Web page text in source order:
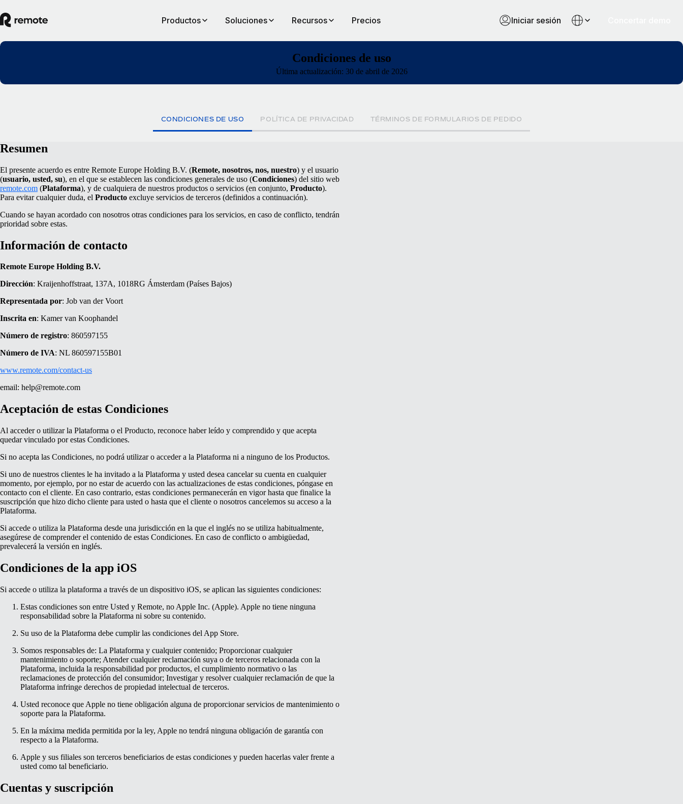
Productos Soluciones Recursos Precios Iniciar sesión
Condiciones de uso
Última actualización: 30 de abril de 2026
CONDICIONES DE USO POLÍTICA DE PRIVACIDAD TÉRMINOS DE FORMULARIOS DE PEDIDO
Resumen
El presente acuerdo es entre Remote Europe Holding B.V. (Remote, nosotros, nos, nuestro) y el usuario
(usuario, usted, su), en el que se establecen las condiciones generales de uso (Condiciones) del sitio web
remote.com (Plataforma), y de cualquiera de nuestros productos o servicios (en conjunto, Producto).
Para evitar cualquier duda, el Producto excluye servicios de terceros (definidos a continuación).
Cuando se hayan acordado con nosotros otras condiciones para los servicios, en caso de conflicto, tendrán
prioridad sobre estas.
Información de contacto
Remote Europe Holding B.V.
Dirección: Kraijenhoffstraat, 137A, 1018RG Ámsterdam (Países Bajos)
Representada por: Job van der Voort
Inscrita en: Kamer van Koophandel
Número de registro: 860597155
Número de IVA: NL 860597155B01
www.remote.com/contact-us
email: help@remote.com
Aceptación de estas Condiciones
Al acceder o utilizar la Plataforma o el Producto, reconoce haber leído y comprendido y que acepta
quedar vinculado por estas Condiciones.
Si no acepta las Condiciones, no podrá utilizar o acceder a la Plataforma ni a ninguno de los Productos.
Si uno de nuestros clientes le ha invitado a la Plataforma y usted desea cancelar su cuenta en cualquier
momento, por ejemplo, por no estar de acuerdo con las actualizaciones de estas condiciones, póngase en
contacto con el cliente. En caso contrario, estas condiciones permanecerán en vigor hasta que finalice la
suscripción que hizo dicho cliente para usted o hasta que el cliente o nosotros cancelemos su acceso a la
Plataforma.
Si accede o utiliza la Plataforma desde una jurisdicción en la que el inglés no se utiliza habitualmente,
asegúrese de comprender el contenido de estas Condiciones. En caso de conflicto o ambigüedad,
prevalecerá la versión en inglés.
Condiciones de la app iOS
Si accede o utiliza la plataforma a través de un dispositivo iOS, se aplican las siguientes condiciones:
Estas condiciones son entre Usted y Remote, no Apple Inc. (Apple). Apple no tiene ninguna
responsabilidad sobre la Plataforma ni sobre su contenido.
Su uso de la Plataforma debe cumplir las condiciones del App Store.
Somos responsables de: La Plataforma y cualquier contenido; Proporcionar cualquier
mantenimiento o soporte; Atender cualquier reclamación suya o de terceros relacionada con la
Plataforma, incluida la responsabilidad por productos, el cumplimiento normativo o las
reclamaciones de protección del consumidor; Investigar y resolver cualquier reclamación de que la
Plataforma infringe derechos de propiedad intelectual de terceros.
Usted reconoce que Apple no tiene obligación alguna de proporcionar servicios de mantenimiento o
soporte para la Plataforma.
En la máxima medida permitida por la ley, Apple no tendrá ninguna obligación de garantía con
respecto a la Plataforma.
Apple y sus filiales son terceros beneficiarios de estas condiciones y pueden hacerlas valer frente a
usted como tal beneficiario.
Cuentas y suscripción